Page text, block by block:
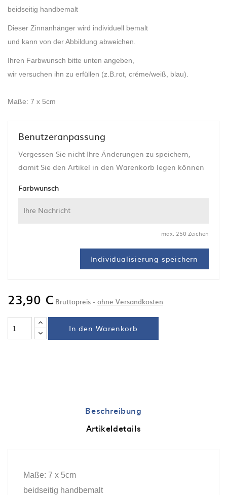
beidseitig handbemalt
Dieser Zinnanhänger wird individuell bemalt
und kann von der Abbildung abweichen.
Ihren Farbwunsch bitte unten angeben,
wir versuchen ihn zu erfüllen (z.B.rot, créme/weiß, blau).
Maße: 7 x 5cm
Benutzeranpassung
Vergessen Sie nicht Ihre Änderungen zu speichern,
damit Sie den Artikel in den Warenkorb legen können
Farbwunsch
max. 250 Zeichen
Individualisierung speichern
23,90 € Bruttopreis ohne Versandkosten
In den Warenkorb
Beschreibung
Artikeldetails
Maße: 7 x 5cm
beidseitig handbemalt